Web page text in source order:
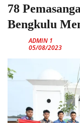
78
Bengkulu
ADMIN 1
05/08/2023